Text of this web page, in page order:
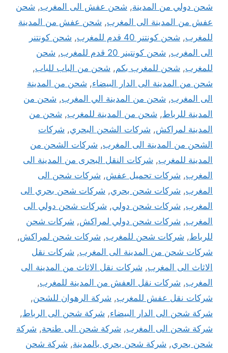
شحن دولي من المدينة, شحن عفش الى المغرب, شحن
عفش من المدينة الى المغرب, شحن عفش من المدينة
للمغرب, شحن كونتنر 40 قدم للمغرب , شحن كونتنر
الى المغرب, شحن كونتينر 20 قدم للمغرب , شحن
للمغرب, شحن للمغرب بكم, شحن من الباب للباب,
شحن من المدينة الى الدار البيضاء, شحن من المدينة
الى المغرب, شحن من المدينة الي المغرب, شحن من
المدينة للرباط, شحن من المدينة للمغرب, شحن من
المدينة لمراكش, شركات الشحن البحري, شركات
الشحن من المدينة الى المغرب, شركات الشحن من
المدينة للمغرب, شركات النقل البحرى من المدينة الى
المغرب, شركات تحميل عفش, شركات شحن الى
المغرب, شركات شحن بحري, شركات شحن بحري الى
المغرب, شركات شحن دولي, شركات شحن دولي الى
المغرب, شركات شحن دولي لمراكش, شركات شحن
للرباط, شركات شحن للمغرب, شركات شحن لمراكش,
شركات شحن من المدينة الى المغرب, شركات نقل
الاثاث الى المغرب, شركات نقل الاثاث من المدينة الى
المغرب, شركات نقل العفش من المدينة للمغرب,
شركات نقل عفش للمغرب, شركة الرهوان للشحن,
شركة شحن الى الدار البيضاء, شركة شحن الى الرباط,
شركة شحن الى المغرب, شركة شحن الى طنجة, شركة
شحن بحري, شركة شحن بحري بالمدينة, شركة شحن